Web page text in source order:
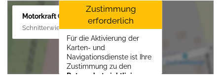
Motorkraft GmbH
Schnitterwiese 1, 19055 Schwerin
Zustimmung
erforderlich
Für die Aktivierung der
Karten- und
Navigationsdienste ist Ihre
Zustimmung zu den
Datenschutzrichtlinien